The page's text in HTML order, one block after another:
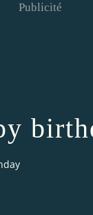
Publicité